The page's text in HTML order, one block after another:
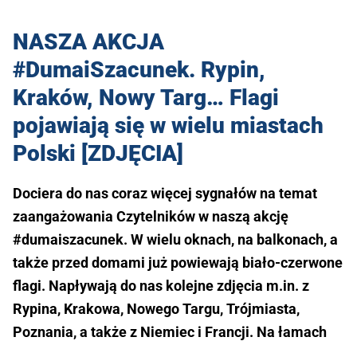
NASZA AKCJA
#DumaiSzacunek. Rypin,
Kraków, Nowy Targ… Flagi
pojawiają się w wielu miastach
Polski [ZDJĘCIA]
Dociera do nas coraz więcej sygnałów na temat
zaangażowania Czytelników w naszą akcję
#dumaiszacunek. W wielu oknach, na balkonach, a
także przed domami już powiewają biało-czerwone
flagi. Napływają do nas kolejne zdjęcia m.in. z
Rypina, Krakowa, Nowego Targu, Trójmiasta,
Poznania, a także z Niemiec i Francji. Na łamach